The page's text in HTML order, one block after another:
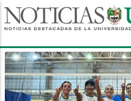
Pasar
al
principal